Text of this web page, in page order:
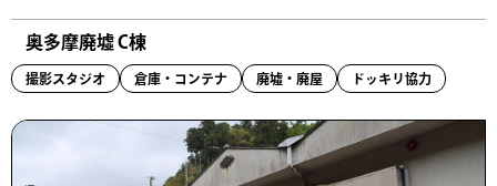
奥多摩廃墟 C棟
撮影スタジオ 倉庫・コンテナ 廃墟・廃屋 ドッキリ協力